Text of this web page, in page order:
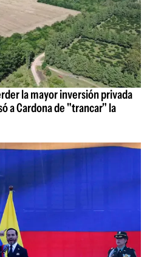
la mayor inversión privada
a Cardona de "trancar" la